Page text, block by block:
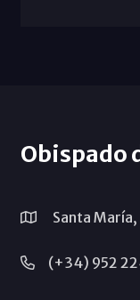
Obispado
Santa
(+34) 952